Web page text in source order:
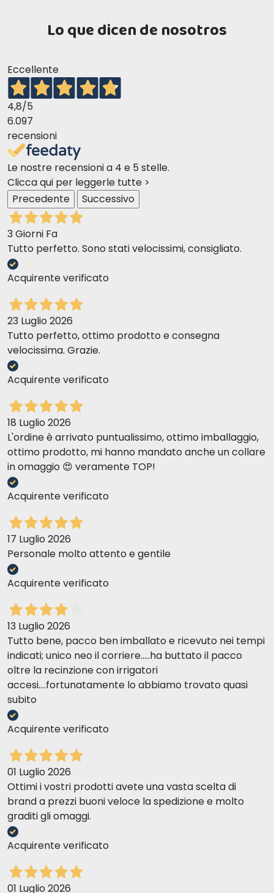
Lo que dicen de nosotros
Eccellente
4,8/5
6.097
recensioni
Le nostre recensioni a 4 e 5 stelle.
Clicca qui per leggerle tutte >
Precedente
Successivo
3 Giorni Fa
Tutto perfetto. Sono stati velocissimi, consigliato.
Acquirente verificato
23 Luglio 2026
Tutto perfetto, ottimo prodotto e consegna
velocissima. Grazie.
Acquirente verificato
18 Luglio 2026
L'ordine è arrivato puntualissimo, ottimo imballaggio,
ottimo prodotto, mi hanno mandato anche un collare
in omaggio 😍 veramente TOP!
Acquirente verificato
17 Luglio 2026
Personale molto attento e gentile
Acquirente verificato
13 Luglio 2026
Tutto bene, pacco ben imballato e ricevuto nei tempi
indicati; unico neo il corriere.....ha buttato il pacco
oltre la recinzione con irrigatori
accesi....fortunatamente lo abbiamo trovato quasi
subito
Acquirente verificato
01 Luglio 2026
Ottimi i vostri prodotti avete una vasta scelta di
brand a prezzi buoni veloce la spedizione e molto
graditi gli omaggi.
Acquirente verificato
01 Luglio 2026